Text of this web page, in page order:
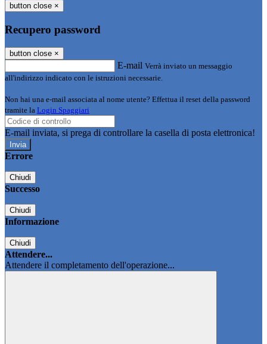
button close ×
Recupero password
button close ×
E-mail Verrà inviato un messaggio
all'indirizzo indicato con le istruzioni necessarie.
Non hai una e-mail associata al nome utente? Effettua il reset della password
tramite la Login Spaggiari
E-mail inviata, si prega di controllare la casella di posta elettronica!
Errore
Chiudi
Successo
Chiudi
Informazione
Chiudi
Attendere...
Attendere il completamento dell'operazione...